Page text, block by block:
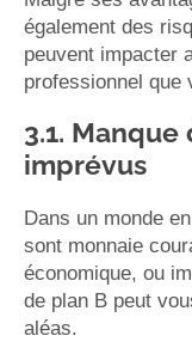
également des
peuvent impacter
professionnel que
3.1.
imprévus
Dans un monde
sont monnaie
économique, ou
de plan B peut
aléas.